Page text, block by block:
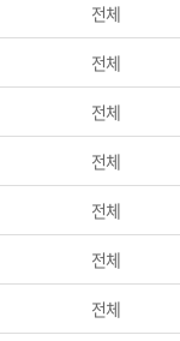
전체
전체
전체
전체
전체
전체
전체